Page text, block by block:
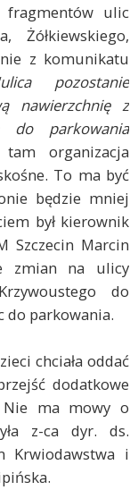
fragmentów ulic
Żółkiewskiego,
z komunikatu
pozostanie
nawierzchnię z
do parkowania
organizacja
To ma być
będzie mniej
był kierownik
Szczecin Marcin
zmian na ulicy
do
do parkowania.
chciała oddać
dodatkowe
Nie ma mowy o
z-ca dyr. ds.
Krwiodawstwa i